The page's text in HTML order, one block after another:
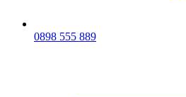
0898 555 889